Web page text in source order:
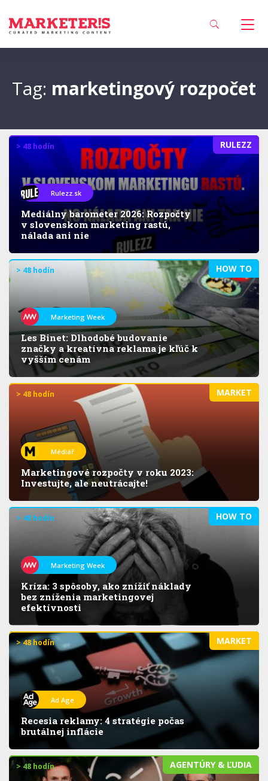
Tag: marketingový rozpočet
RULEZZ
> 48 hodín
Rulezz.sk
Mediálny barometer 2026: Rozpočty
v slovenskom marketing rastú,
nálada ani nie
HOW TO
> 48 hodín
Marketing Week
Les Binet: Dlhodobé budovanie
značky a kreatívna reklama je kľúč k
vyšším cenám
MARKET
> 48 hodín
Médiář
Marketingové rozpočty v roku 2023:
Investujte, ale neutrácajte!
HOW TO
> 48 hodín
Marketing Week
Kríza: 3 spôsoby, ako znížiť náklady
bez zníženia marketingovej
efektívnosti
MARKET
> 48 hodín
Ad Age
Recesia reklamy: 4 stratégie počas
brutálnej inflácie
AGENTÚRY & ĽUDIA
> 48 hodín